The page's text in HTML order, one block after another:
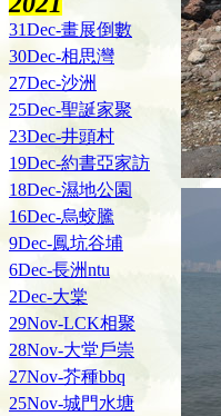
31Dec-畫展倒數
30Dec-相思灣
27Dec-沙洲
25Dec-聖誕家聚
23Dec-井頭村
19Dec-約書亞家訪
18Dec-濕地公園
16Dec-烏蛟騰
9Dec-鳳坑谷埔
6Dec-長洲ntu
2Dec-大棠
29Nov-LCK相聚
28Nov-大堂戶崇
27Nov-芥種bbq
25Nov-城門水塘